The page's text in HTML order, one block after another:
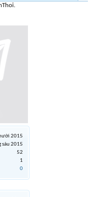
2015
sáu 2015
52
1
0